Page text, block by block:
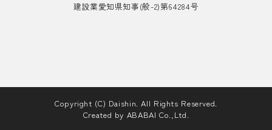
建設業愛知県知事(般-2)第64284号
Copyright (C) Daishin. All Rights Reserved.
Created by ABABAI Co.,Ltd.